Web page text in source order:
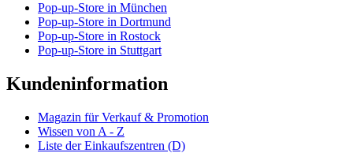
Pop-up-Store in München
Pop-up-Store in Dortmund
Pop-up-Store in Rostock
Pop-up-Store in Stuttgart
Kundeninformation
Magazin für Verkauf & Promotion
Wissen von A - Z
Liste der Einkaufszentren (D)